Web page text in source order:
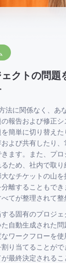
クトの問題
法に関係なく、あ
報告および修正
簡単に切り替え
よび共有したり、
ます。また、プ
ため、社内で取
なチケットの山
離することもで
てが整理されて整
る固有のプロジ
自動生成された問
ワークフローを
り当てることが
最終決定されるこ